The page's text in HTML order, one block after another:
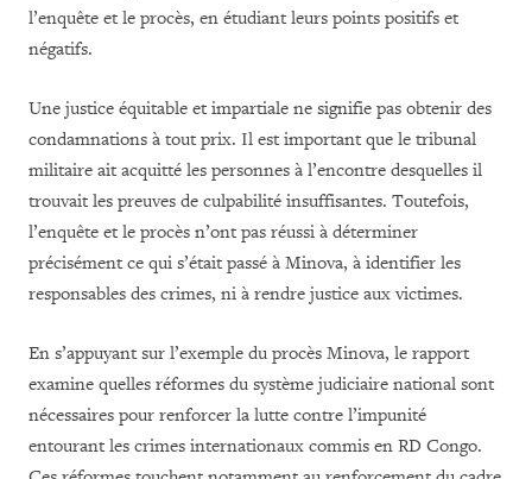
l’enquête et le procès, en étudiant leurs points positifs et
négatifs.
Une justice équitable et impartiale ne signifie pas obtenir des
condamnations à tout prix. Il est important que le tribunal
militaire ait acquitté les personnes à l’encontre desquelles il
trouvait les preuves de culpabilité insuffisantes. Toutefois,
l’enquête et le procès n’ont pas réussi à déterminer
précisément ce qui s’était passé à Minova, à identifier les
responsables des crimes, ni à rendre justice aux victimes.
En s’appuyant sur l’exemple du procès Minova, le rapport
examine quelles réformes du système judiciaire national sont
nécessaires pour renforcer la lutte contre l’impunité
entourant les crimes internationaux commis en RD Congo.